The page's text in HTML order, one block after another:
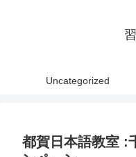
Uncategorized
都賀日本語教室 :